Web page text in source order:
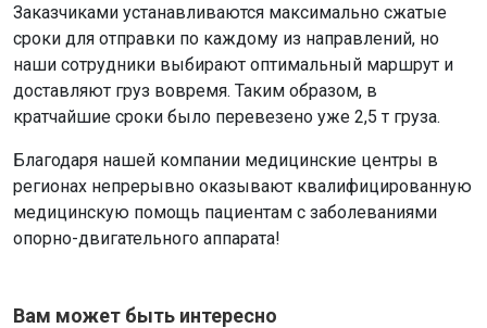
Заказчиками устанавливаются максимально сжатые
сроки для отправки по каждому из направлений, но
наши сотрудники выбирают оптимальный маршрут и
доставляют груз вовремя. Таким образом, в
кратчайшие сроки было перевезено уже 2,5 т груза.
Благодаря нашей компании медицинские центры в
регионах непрерывно оказывают квалифицированную
медицинскую помощь пациентам с заболеваниями
опорно-двигательного аппарата!
Вам может быть интересно